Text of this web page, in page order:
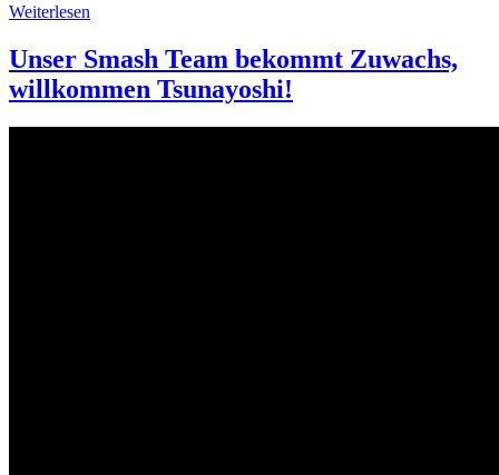
Weiterlesen
Unser Smash Team bekommt Zuwachs,
willkommen Tsunayoshi!